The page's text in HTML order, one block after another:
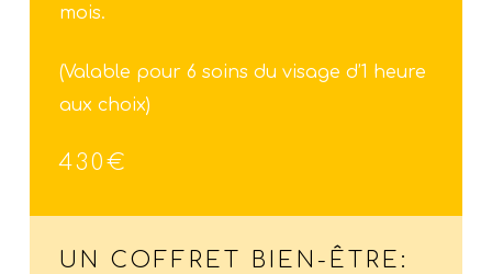
mois.
(Valable pour 6 soins du visage d’1 heure
aux choix)
430€
UN COFFRET BIEN-ÊTRE: